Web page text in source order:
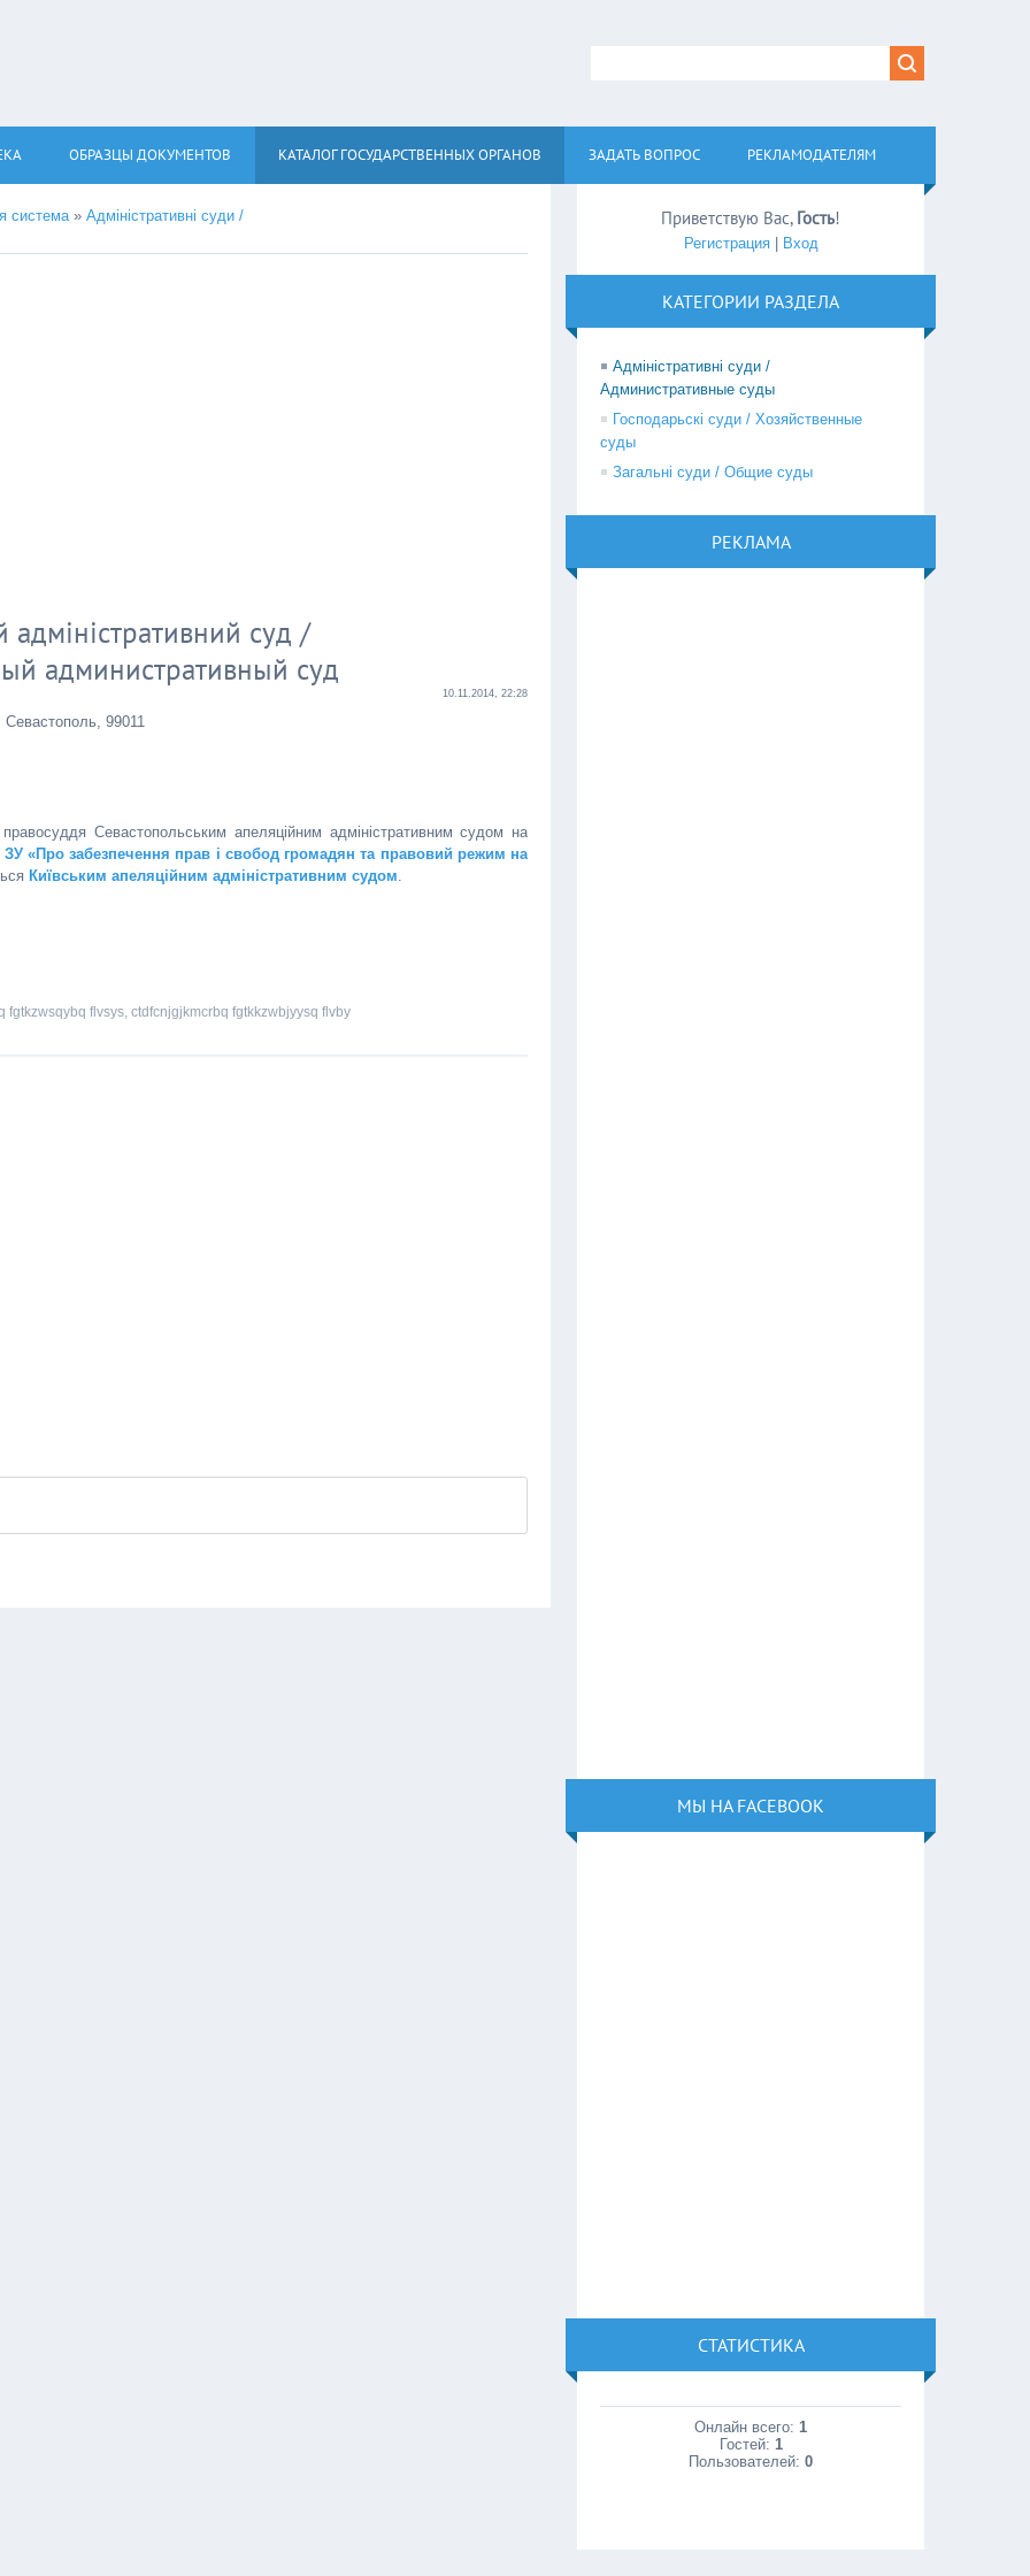
ОБРАЗЦЫ ДОКУМЕНТОВ КАТАЛОГ ГОСУДАРСТВЕННЫХ ОРГАНОВ ЗАДАТЬ ВОПРОС РЕКЛАМОДАТЕЛЯМ
система» Адміністративні суди /
адміністративний суд /
административный суд
10.11.2014, 22:28
99011
Севастопольським апеляційним адміністративним судом на
ЗУ «Про забезпечення прав і свобод громадян та правовий режим на
Київським апеляційним адміністративним судом.
fgtkzwsqybq flvsys, ctdfcnjgjkmcrbq fgtkkzwbjyysq flvby
Приветствую Вас, Гость!
Регистрация| Вход
КАТЕГОРИИ РАЗДЕЛА
Адміністративні суди /
Административные суды
Господарьскі суди / Хозяйственные
суды
Загальні суди / Общие суды
РЕКЛАМА
МЫ НА FACEBOOK
СТАТИСТИКА
Онлайн всего:1
Гостей: 1
Пользователей:0